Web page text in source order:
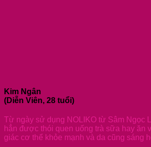
Kim Ngân
(Diễn Viên, 28 tuổi)
Từ ngày sử dụng NOLIKO từ Sâm Ngọc
hẳn được thói quen uống trà sữa hay ăn
giác cơ thể khỏe mạnh và da cũng sáng